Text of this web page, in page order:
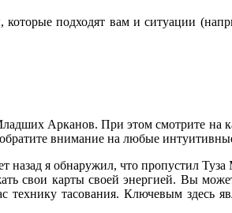
подходят вам и ситуации
Арканов. При этом смотрите на
внимание на любые
назад я обнаружил, что пропустил
свои карты своей энергией. Вы
тасования. Ключевым здесь